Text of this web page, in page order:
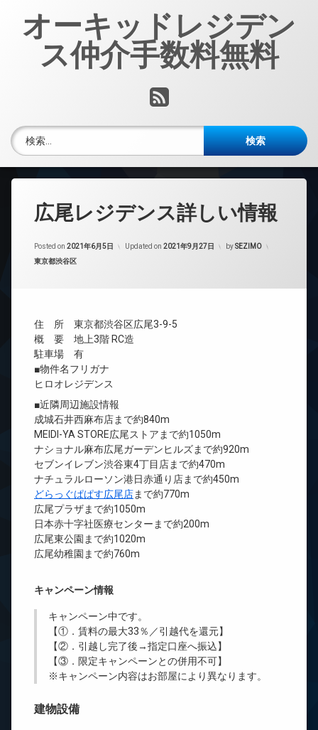
オーキッドレジデン
ス仲介手数料無料
RSS
検索:
広尾レジデンス詳しい情報
Posted on 2021年6月5日 Updated on 2021年9月27日 bySEZIMO
カテゴリー:
東京都渋谷区
住 所 東京都渋谷区広尾3-9-5
概 要 地上3階 RC造
駐車場 有
■物件名フリガナ
ヒロオレジデンス
■近隣周辺施設情報
成城石井西麻布店まで約840m
MEIDI-YA STORE広尾ストアまで約1050m
ナショナル麻布広尾ガーデンヒルズまで約920m
セブンイレブン渋谷東4丁目店まで約470m
ナチュラルローソン港日赤通り店まで約450m
どらっぐぱぱす広尾店まで約770m
広尾プラザまで約1050m
日本赤十字社医療センターまで約200m
広尾東公園まで約1020m
広尾幼稚園まで約760m
キャンペーン情報
キャンペーン中です。
【①．賃料の最大33％／引越代を還元】
【②．引越し完了後→指定口座へ振込】
【③．限定キャンペーンとの併用不可】
※キャンペーン内容はお部屋により異なります。
建物設備